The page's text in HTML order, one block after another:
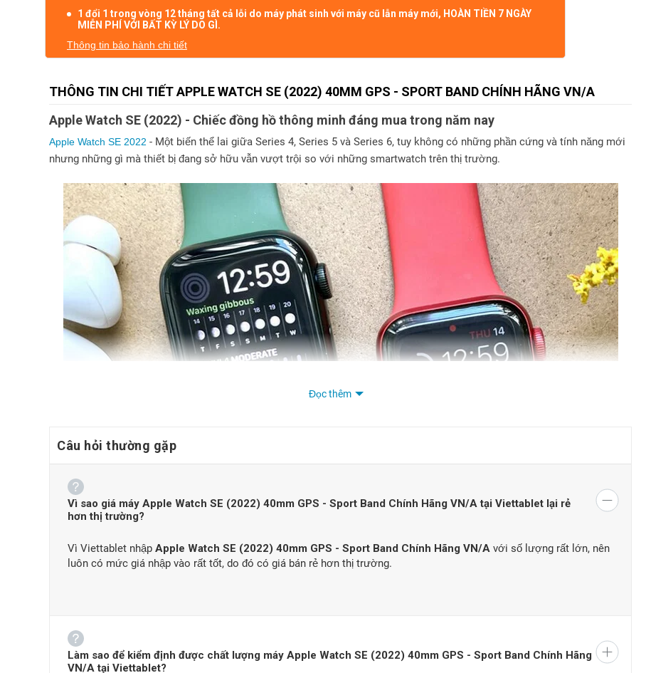
1 đổi 1 trong vòng 12 tháng tất cả lỗi do máy phát sinh với máy cũ lẫn máy mới, HOÀN TIỀN 7 NGÀY
MIỄN PHÍ VỚI BẤT KỲ LÝ DO GÌ.
Thông tin bảo hành chi tiết
THÔNG TIN CHI TIẾT APPLE WATCH SE (2022) 40MM GPS - SPORT BAND CHÍNH HÃNG VN/A
Apple Watch SE (2022) - Chiếc đồng hồ thông minh đáng mua trong năm nay
Apple Watch SE 2022 - Một biến thể lai giữa Series 4, Series 5 và Series 6, tuy không có những phần cứng và tính năng mới
nhưng những gì mà thiết bị đang sở hữu vẫn vượt trội so với những smartwatch trên thị trường.
Mặt đồng hồ có kích thước
, mang đến cảm giác thoải mái khi đeo trong thời
gian dài. Ngoài ra, việc hoàn thiện mặt trước bằng kính, mặt sau bằng nhựa / tinh thể sapphire cũng làm tô thêm vẻ đẹp
Đọc thêm
Câu hỏi thường gặp
Vì sao giá máy Apple Watch SE (2022) 40mm GPS - Sport Band Chính Hãng VN/A tại Viettablet lại rẻ
hơn thị trường?
Vì Viettablet nhập Apple Watch SE (2022) 40mm GPS - Sport Band Chính Hãng VN/A với số lượng rất lớn, nên
luôn có mức giá nhập vào rất tốt, do đó có giá bán rẻ hơn thị trường.
Làm sao để kiểm định được chất lượng máy Apple Watch SE (2022) 40mm GPS - Sport Band Chính Hãng
VN/A tại Viettablet?